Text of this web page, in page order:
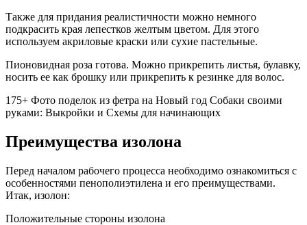
Также для придания реалистичности можно немного
подкрасить края лепестков желтым цветом. Для этого
используем акриловые краски или сухие пастельные.
Пионовидная роза готова. Можно прикрепить листья, булавку,
носить ее как брошку или прикрепить к резинке для волос.
175+ Фото поделок из фетра на Новый год Собаки своими
руками: Выкройки и Схемы для начинающих
Преимущества изолона
Перед началом рабочего процесса необходимо ознакомиться с
особенностями пенополиэтилена и его преимуществами.
Итак, изолон:
Положительные стороны изолона